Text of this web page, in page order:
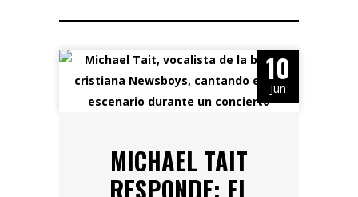
10
Jun
MICHAEL TAIT
RESPONDE: EL